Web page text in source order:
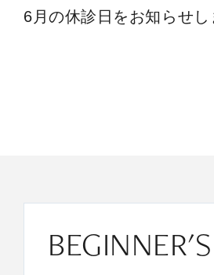
6月の休診日をお知らせし
BEGINNER'S